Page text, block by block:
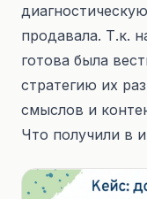
продавала. Т.к.
готова была
стратегию их
смыслов и
Что получили в